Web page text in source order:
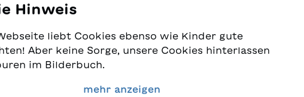
Hinweis
liebt Cookies ebenso wie Kinder gute
Aber keine Sorge, unsere Cookies hinterlassen
im Bilderbuch.
den Schutz Ihrer Daten sehr ernst und wollen
mehr anzeigen